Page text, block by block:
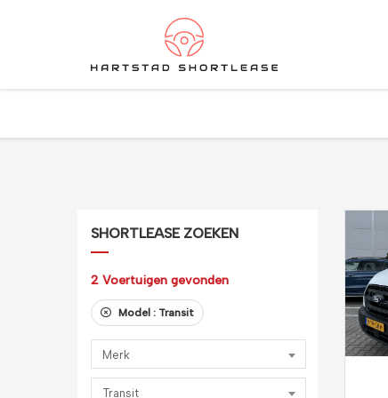
4.5 / 5.0
10+ jaar ervaring in shortlease – Betrouwbaar &
SHORTLEASE ZOEKEN
2 Voertuigen gevonden
Model : Transit
Merk
Transit